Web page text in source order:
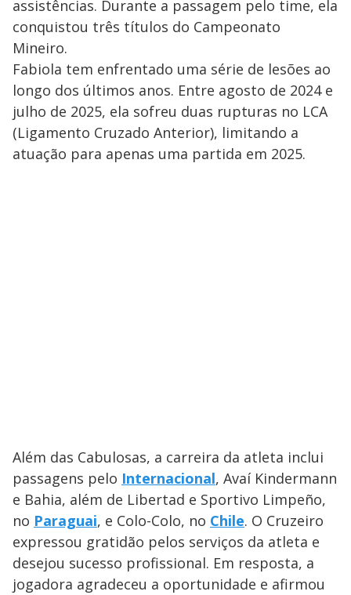
y
V
i
s
u
d
assistências. Durante a passagem pelo time, ela
conquistou três títulos do Campeonato
Mineiro.
Fabiola tem enfrentado uma série de lesões ao
longo dos últimos anos. Entre agosto de 2024 e
julho de 2025, ela sofreu duas rupturas no LCA
(Ligamento Cruzado Anterior), limitando a
atuação para apenas uma partida em 2025.
Além das Cabulosas, a carreira da atleta inclui
passagens pelo Internacional, Avaí Kindermann
e Bahia, além de Libertad e Sportivo Limpeño,
no Paraguai, e Colo-Colo, no Chile. O Cruzeiro
expressou gratidão pelos serviços da atleta e
desejou sucesso profissional. Em resposta, a
jogadora agradeceu a oportunidade e afirmou